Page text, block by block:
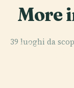
More
39 luoghi da
PLACE
PLACE